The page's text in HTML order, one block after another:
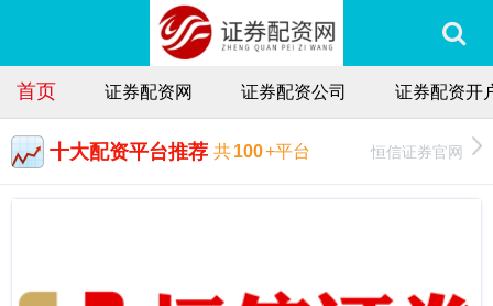
首页 证券配资网 证券配资公司 证券配资开
十大配资平台推荐 共100+平台 恒信证券官网